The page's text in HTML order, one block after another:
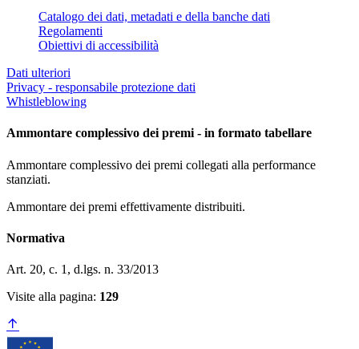
Catalogo dei dati, metadati e della banche dati
Regolamenti
Obiettivi di accessibilità
Dati ulteriori
Privacy - responsabile protezione dati
Whistleblowing
Ammontare complessivo dei premi - in formato tabellare
Ammontare complessivo dei premi collegati alla performance
stanziati.
Ammontare dei premi effettivamente distribuiti.
Normativa
Art. 20, c. 1, d.lgs. n. 33/2013
Visite alla pagina: 129